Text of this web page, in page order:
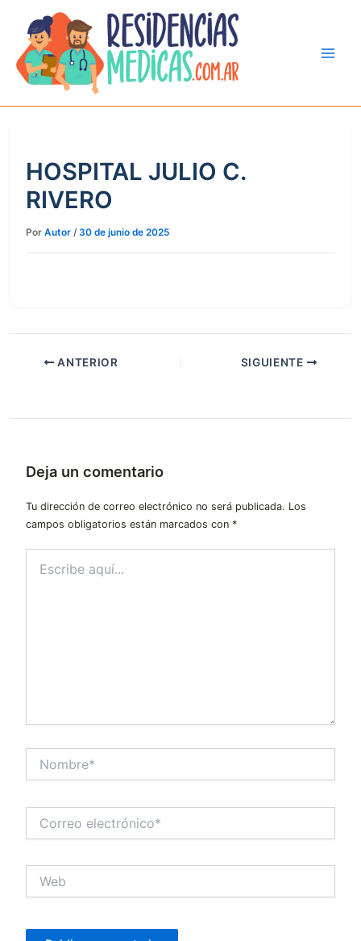
contenido
HOSPITAL JULIO C.
RIVERO
Por Autor /30 de junio de 2025
ANTERIOR SIGUIENTE
Deja un comentario
Tu dirección de correo electrónico no será publicada. Los
campos obligatorios están marcados con *
aquí...
electrónico*